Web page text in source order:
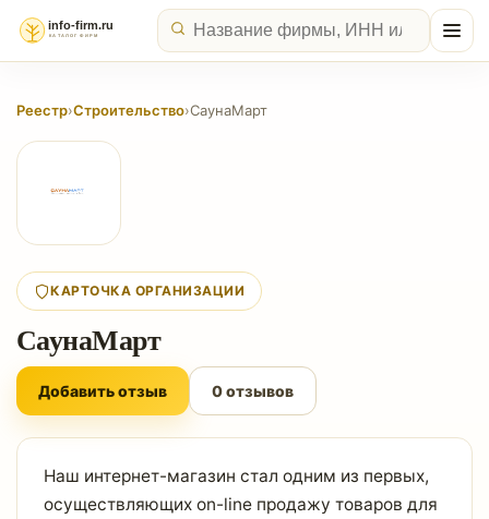
Реестр›Строительство›СаунаМарт
КАРТОЧКА ОРГАНИЗАЦИИ
СаунаМарт
Добавить отзыв 0 отзывов
Наш интернет-магазин стал одним из первых,
осуществляющих on-line продажу товаров для